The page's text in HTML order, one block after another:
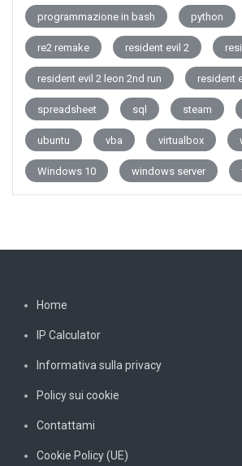
programmazione in bash python
re2 remake resident evil 2
resident evil 2 leon 2nd run resident
spreadsheet sql steam
ubuntu vba virtualbox
Windows 10 windows server
Home
IP Calculator
Informativa sulla privacy
Policy sui cookie
Contattami
Cookie Policy (UE)